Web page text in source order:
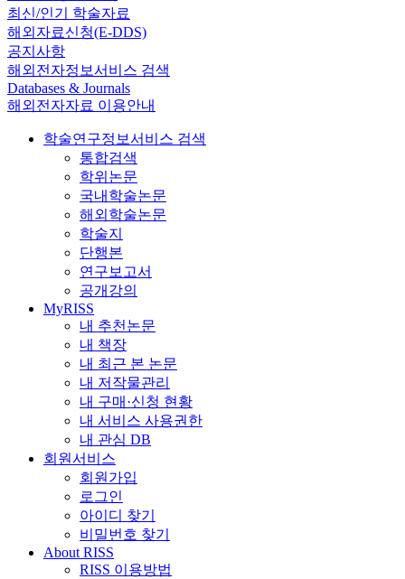
최신/인기 학술자료
해외자료신청(E-DDS)
공지사항
해외전자정보서비스 검색
Databases & Journals
해외전자자료 이용안내
학술연구정보서비스 검색
통합검색
학위논문
국내학술논문
해외학술논문
학술지
단행본
연구보고서
공개강의
MyRISS
내 추천논문
내 책장
내 최근 본 논문
내 저작물관리
내 구매·신청 현황
내 서비스 사용권한
내 관심 DB
회원서비스
회원가입
로그인
아이디 찾기
비밀번호 찾기
About RISS
RISS 이용방법